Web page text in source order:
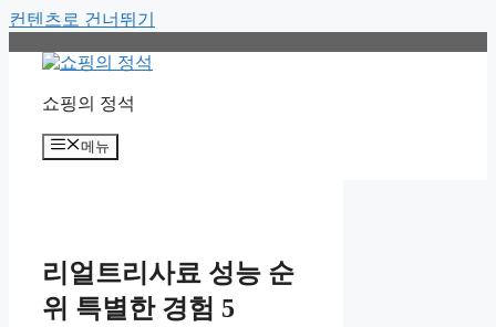
컨텐츠로 건너뛰기
쇼핑의 정석
메뉴
리얼트리사료 성능 순
위 특별한 경험 5